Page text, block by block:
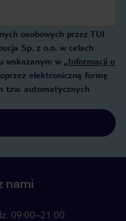
osobowych przez TUI
Sp. z o.o. w celach
wskazanym w „Informacji o
elektroniczną formę
tzw. automatycznych
nami
09:00–21:00